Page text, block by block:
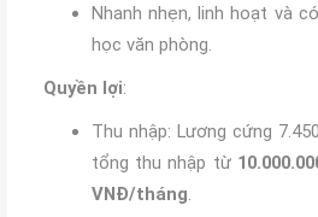
Nhanh nhẹn, linh hoạt và
học văn phòng.
Quyền lợi:
Thu nhập: Lương cứng
tổng thu nhập từ
VNĐ/tháng